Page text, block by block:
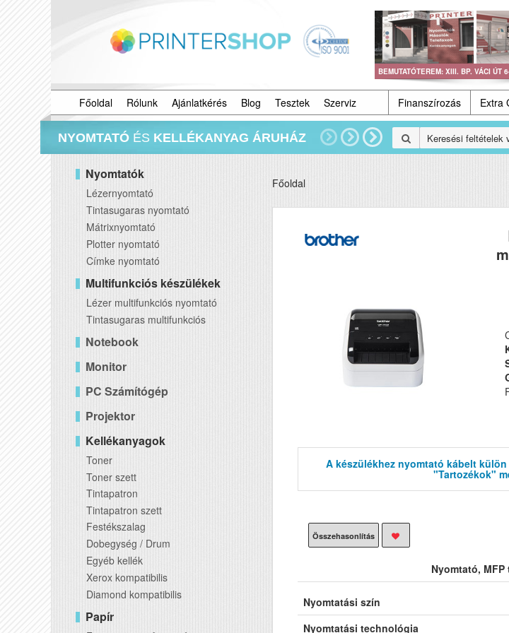
BEMUTATÓTEREM: XIII. BP. VÁCI ÚT
Főoldal Rólunk Ajánlatkérés Blog Tesztek Szerviz Finanszírozás Extra
NYOMTATÓ ÉS KELLÉKANYAG ÁRUHÁZ
Nyomtatók
Lézernyomtató
Tintasugaras nyomtató
Mátrixnyomtató
Plotter nyomtató
Címke nyomtató
Multifunkciós készülékek
Lézer multifunkciós nyomtató
Tintasugaras multifunkciós
Notebook
Monitor
PC Számítógép
Projektor
Kellékanyagok
Toner
Toner szett
Tintapatron
Tintapatron szett
Festékszalag
Dobegység / Drum
Egyéb kellék
Xerox kompatibilis
Diamond kompatibilis
Papír
Főoldal
A készülékhez nyomtató kábelt
"Tartozékok"
Összehasonlítás
Nyomtató,
Nyomtatási szín
Nyomtatási technológia